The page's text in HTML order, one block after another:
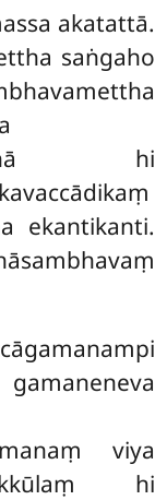
akatattā.
saṅgaho
hi
ekantikanti.
viya
hi